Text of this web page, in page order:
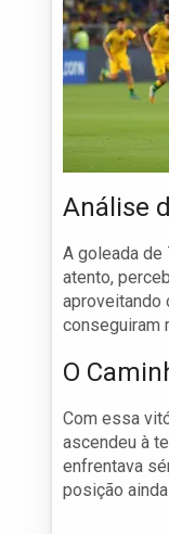
Análise
A goleada de
atento,
aproveitando
conseguiram
O
Com essa
ascendeu à
enfrentava
posição